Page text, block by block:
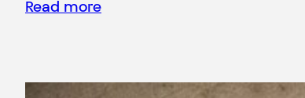
Read more